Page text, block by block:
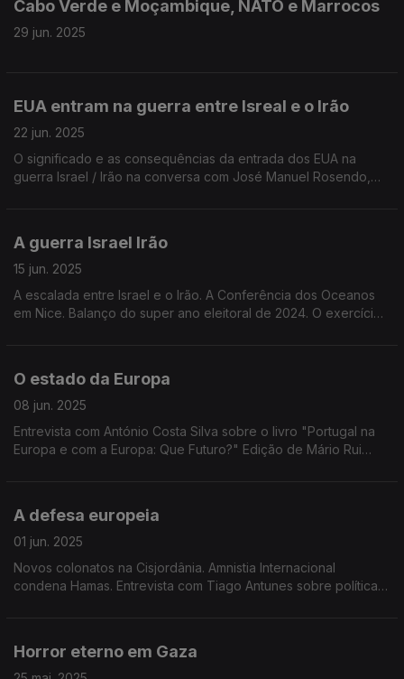
Cabo Verde e Moçambique, NATO e Marrocos
29 jun. 2025
EUA entram na guerra entre Isreal e o Irão
22 jun. 2025
O significado e as consequências da entrada dos EUA na
guerra Israel / Irão na conversa com José Manuel Rosendo,
A guerra Israel Irão
15 jun. 2025
A escalada entre Israel e o Irão. A Conferência dos Oceanos
em Nice. Balanço do super ano eleitoral de 2024. O exercício
O estado da Europa
08 jun. 2025
Entrevista com António Costa Silva sobre o livro "Portugal na
Europa e com a Europa: Que Futuro?" Edição de Mário Rui
A defesa europeia
01 jun. 2025
Novos colonatos na Cisjordânia. Amnistia Internacional
condena Hamas. Entrevista com Tiago Antunes sobre políticas
Horror eterno em Gaza